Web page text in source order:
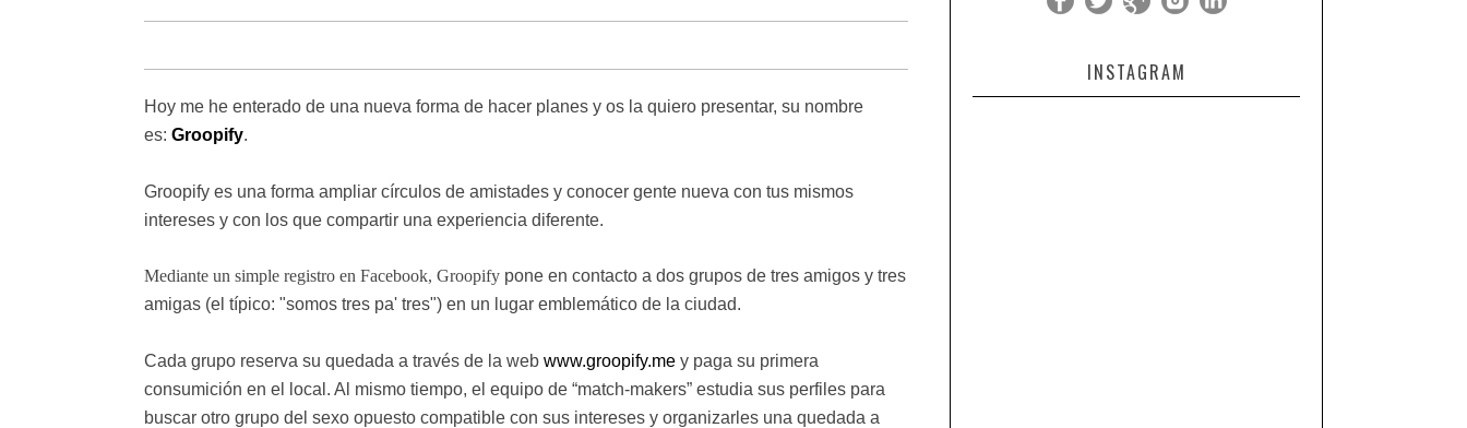
Hoy me he enterado de una nueva forma de hacer planes y os la quiero presentar, su nombre
es: Groopify.
Groopify es una forma ampliar círculos de amistades y conocer gente nueva con tus mismos
intereses y con los que compartir una experiencia diferente.
Mediante un simple registro en Facebook, Groopify pone en contacto a dos grupos de tres amigos y tres
amigas (el típico: "somos tres pa' tres") en un lugar emblemático de la ciudad.
Cada grupo reserva su quedada a través de la web www.groopify.me y paga su primera
consumición en el local. Al mismo tiempo, el equipo de “match-makers” estudia sus perfiles para
buscar otro grupo del sexo opuesto compatible con sus intereses y organizarles una quedada a
INSTAGRAM